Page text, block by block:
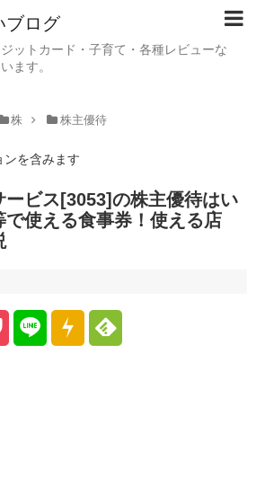
ブログ
ットカード・子育て・各種レビューな
ます。
株 株主優待
を含みます
ービス[3053]の株主優待はい
で使える食事券！使える店